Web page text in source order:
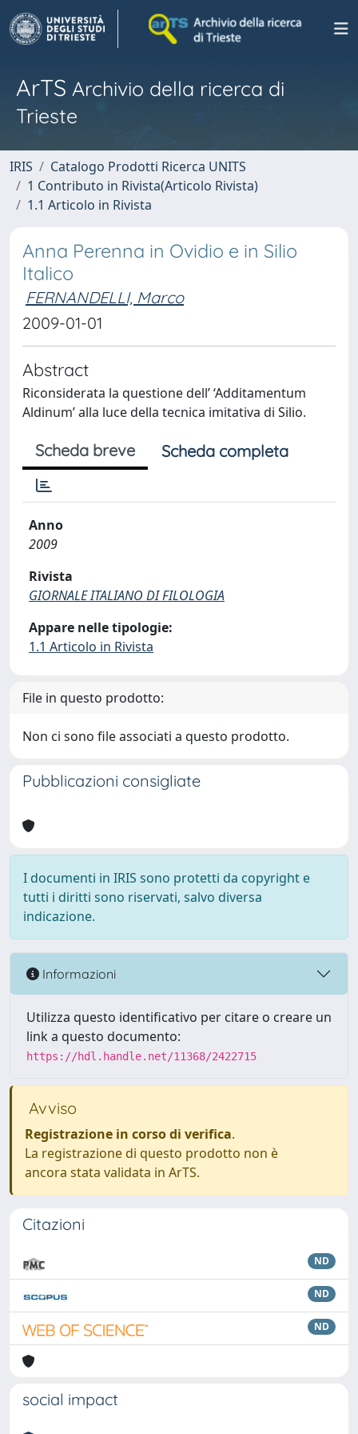
ArTS Archivio della ricerca di
Trieste
IRIS
Catalogo Prodotti Ricerca UNITS
1 Contributo in Rivista(Articolo Rivista)
1.1 Articolo in Rivista
Anna Perenna in Ovidio e in Silio
Italico
FERNANDELLI, Marco
2009-01-01
Abstract
Riconsiderata la questione dell’ ‘Additamentum
Aldinum’ alla luce della tecnica imitativa di Silio.
Scheda breve Scheda completa
Anno
2009
Rivista
GIORNALE ITALIANO DI FILOLOGIA
Appare nelle tipologie:
1.1 Articolo in Rivista
File in questo prodotto:
Non ci sono file associati a questo prodotto.
Pubblicazioni consigliate
I documenti in IRIS sono protetti da copyright e
tutti i diritti sono riservati, salvo diversa
indicazione.
Informazioni
Utilizza questo identificativo per citare o creare un
link a questo documento:
https://hdl.handle.net/11368/2422715
Avviso
Registrazione in corso di verifica.
La registrazione di questo prodotto non è
ancora stata validata in ArTS.
Citazioni
ND
ND
ND
social impact